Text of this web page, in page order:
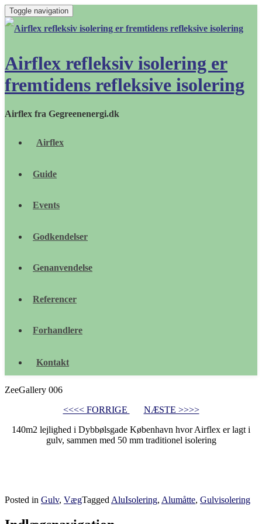
Toggle navigation
Airflex refleksiv isolering er
fremtidens refleksive isolering
Airflex fra Gegreenenergi.dk
Airflex
Guide
Events
Godkendelser
Genanvendelse
Referencer
Forhandlere
Kontakt
ZeeGallery 006
<<<< FORRIGE
NÆSTE >>>>
140m2 lejlighed i Dybbølsgade København hvor Airflex er lagt i
gulv, sammen med 50 mm traditionel isolering
Posted in Gulv, VægTagged AluIsolering, Alumåtte, Gulvisolering